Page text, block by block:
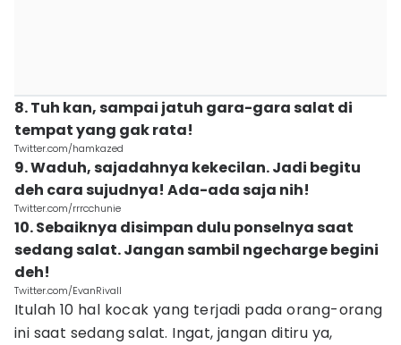
8. Tuh kan, sampai jatuh gara-gara salat di
tempat yang gak rata!
Twitter.com/hamkazed
9. Waduh, sajadahnya kekecilan. Jadi begitu
deh cara sujudnya! Ada-ada saja nih!
Twitter.com/rrrcchunie
10. Sebaiknya disimpan dulu ponselnya saat
sedang salat. Jangan sambil ngecharge begini
deh!
Twitter.com/EvanRivall
Itulah 10 hal kocak yang terjadi pada orang-orang
ini saat sedang salat. Ingat, jangan ditiru ya,